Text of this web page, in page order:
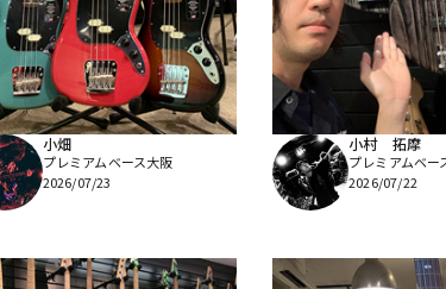
小畑
プレミアムベース大阪
2026/07/23
小村 拓摩
プレミアムベー
2026/07/22